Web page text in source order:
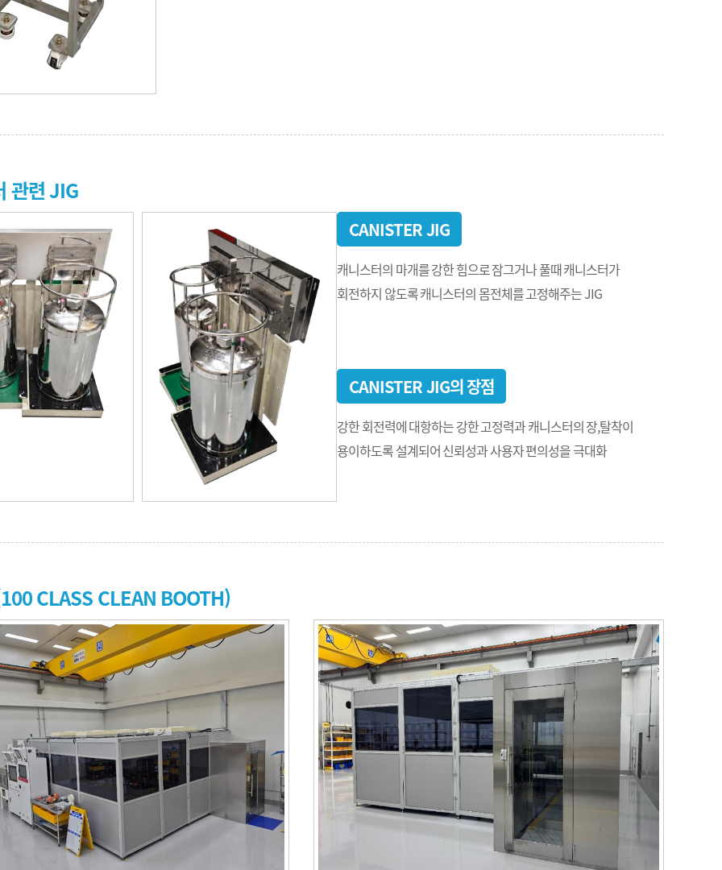
관련 JIG
CANISTER JIG
캐니스터의 마개를 강한 힘으로 잠그거나 풀때 캐니스터가
회전하지 않도록 캐니스터의 몸전체를 고정해주는 JIG
CANISTER JIG의 장점
강한 회전력에 대항하는 강한 고정력과 캐니스터의 장,탈착이
용이하도록 설계되어 신뢰성과 사용자 편의성을 극대화
CLASS CLEAN BOOTH)